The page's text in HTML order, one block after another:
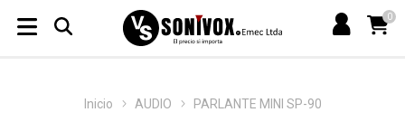
0
Inicio AUDIO PARLANTE MINI SP-90